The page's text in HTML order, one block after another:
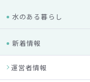
水のある暮らし
新着情報
運営者情報